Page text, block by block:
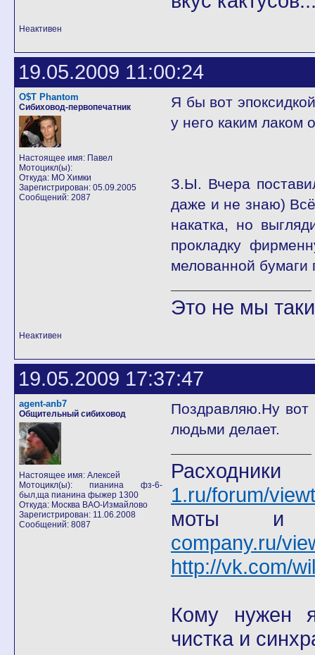
Неактивен
19.05.2009 11:00:24
O$T Phantom
Сибиховод-первопечатник
Настоящее имя: Павел
Мотоцикл(ы):
Откуда: МО Химки
Зарегистрирован: 05.09.2005
Сообщений: 2087
Я бы вот
у него каким лаком
З.Ы. Вчера
даже и не знаю) Всё
накатка, но
прокладку
мелованной бумаги
Это не мы
Неактивен
19.05.2009 17:37:47
agent-anb7
Общительный сибиховод
Настоящее имя: Алексей
Мотоцикл(ы): пианина фз-6-
был,ща пианина фыжер 1300
Откуда: Москва ВАО-Измайлово
Зарегистрирован: 11.06.2008
Сообщений: 8087
Поздравляю.Ну вот
людьми делает.
1.ru/forum/
company.ru/
http://vk.com/
Кому нужен
чистка и